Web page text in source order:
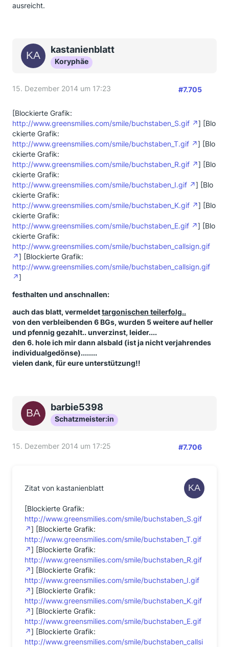
ausreicht.
kastanienblatt
Koryphäe
15. Dezember 2014 um 17:23 #7.705
[Blockierte Grafik:
http://www.greensmilies.com/smile/buchstaben_S.gif
] [Blo
ckierte Grafik:
http://www.greensmilies.com/smile/buchstaben_T.gif
] [Blo
ckierte Grafik:
http://www.greensmilies.com/smile/buchstaben_R.gif
] [Blo
ckierte Grafik:
http://www.greensmilies.com/smile/buchstaben_I.gif
] [Blo
ckierte Grafik:
http://www.greensmilies.com/smile/buchstaben_K.gif
] [Blo
ckierte Grafik:
http://www.greensmilies.com/smile/buchstaben_E.gif
] [Blo
ckierte Grafik:
http://www.greensmilies.com/smile/buchstaben_callsign.gif
] [Blockierte Grafik:
http://www.greensmilies.com/smile/buchstaben_callsign.gif
]
festhalten und anschnallen:
auch das blatt, vermeldettargonischen teilerfolg..
von den verbleibenden 6 BGs, wurden 5 weitere auf heller
und pfennig gezahlt.. unverzinst, leider....
den 6. hole ich mir dann alsbald (ist ja nicht verjahrendes
individualgedönse)........
vielen dank, für eure unterstützung!!
barbie5398
Schatzmeister:in
15. Dezember 2014 um 17:25 #7.706
Zitat von kastanienblatt
[Blockierte Grafik:
http://www.greensmilies.com/smile/buchstaben_S.gif
] [Blockierte Grafik:
http://www.greensmilies.com/smile/buchstaben_T.gif
] [Blockierte Grafik:
http://www.greensmilies.com/smile/buchstaben_R.gif
] [Blockierte Grafik:
http://www.greensmilies.com/smile/buchstaben_I.gif
] [Blockierte Grafik:
http://www.greensmilies.com/smile/buchstaben_K.gif
] [Blockierte Grafik:
http://www.greensmilies.com/smile/buchstaben_E.gif
] [Blockierte Grafik:
http://www.greensmilies.com/smile/buchstaben_callsi